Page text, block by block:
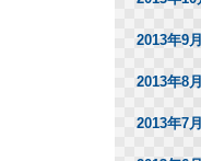
2013年9月
2013年8月
2013年7月